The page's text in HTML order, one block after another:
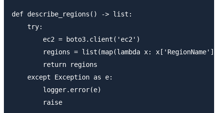
def describe_regions() -> list:
    try:
        ec2 = boto3.client('ec2')
regions = list(map(lambda x:
        return regions
    except Exception as e:
        logger.error(e)
        raise